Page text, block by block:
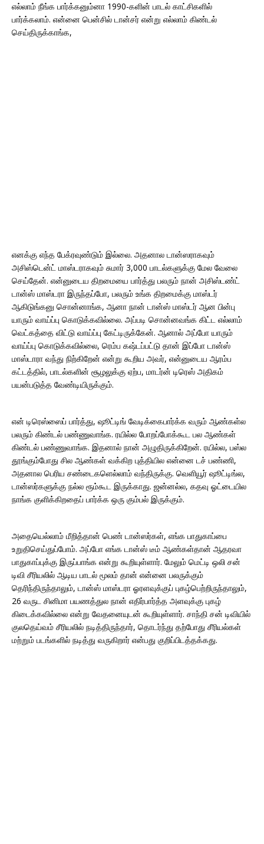
எல்லாம் நீங்க பார்க்கனும்னா 1990-களின் பாடல் காட்சிகளில்
பார்க்கலாம். என்னை பென்சில் டான்சர் என்று எல்லாம் கிண்டல்
செய்திருக்காங்க,
எனக்கு எந்த பேக்ரவுண்டும் இல்லை. அதனால டான்ஸராகவும்
அசிஸ்டென்ட் மாஸ்டராகவும் சுமார் 3,000 பாடல்களுக்கு மேல வேலை
செய்தேன். என்னுடைய திறமையை பார்த்து பலரும் நான் அசிஸ்டண்ட்
டான்ஸ் மாஸ்டரா இருந்தப்போ, பலரும் உங்க திறமைக்கு மாஸ்டர்
ஆகிடுங்கனு சொன்னாங்க, ஆனா நான் டான்ஸ் மாஸ்டர் ஆன பின்பு
யாரும் வாய்ப்பு கொடுக்கவில்லை. அப்படி சொன்னவங்க கிட்ட எல்லாம்
வெட்கத்தை விட்டு வாய்ப்பு கேட்டிருக்கேன். ஆனால் அப்போ யாரும்
வாய்ப்பு கொடுக்கவில்லை, ரெம்ப கஷ்டப்பட்டு தான் இப்போ டான்ஸ்
மாஸ்டாரா வந்து நிற்கிறேன் என்று கூறிய அவர், என்னுடைய ஆரம்ப
கட்டத்தில், பாடல்களின் சூழலுக்கு ஏற்ப, மாடர்ன் டிரெஸ் அதிகம்
பயன்படுத்த வேண்டியிருக்கும்.
என் டிரெஸ்ஸைப் பார்த்து, ஷூட்டிங் வேடிக்கைபார்க்க வரும் ஆண்கள்ல
பலரும் கிண்டல் பண்ணுவாங்க. ரயில்ல போறப்போக்கூட பல ஆண்கள்
கிண்டல் பண்ணுவாங்க. இதனால் நான் அழுதிருக்கிறேன். ரயில்ல, பஸ்ல
தூங்கும்போது சில ஆண்கள் வக்கிற புத்தியில என்னை டச் பண்ணி,
அதனால பெரிய சண்டைகளெல்லாம் வந்திருக்கு. வெளியூர் ஷூட்டிங்ல,
டான்ஸர்களுக்கு நல்ல ரூம்கூட இருக்காது. ஜன்னல்ல, கதவு ஓட்டையில
நாங்க குளிக்கிறதைப் பார்க்க ஒரு கும்பல் இருக்கும்.
அதையெல்லாம் மீறித்தான் பெண் டான்ஸர்கள், எங்க பாதுகாப்பை
உறுதிசெய்துப்போம். அப்போ எங்க டான்ஸ் டீம் ஆண்கள்தான் ஆதரவா
பாதுகாப்புக்கு இருப்பாங்க என்று கூறியுள்ளார். மேலும் மெட்டி ஒலி சன்
டிவி சீரியலில் ஆடிய பாடல் மூலம் தான் என்னை பலருக்கும்
தெரிந்திருந்தாலும், டான்ஸ் மாஸ்டரா ஓரளவுக்குப் புகழ்பெற்றிருந்தாலும்,
26 வருட சினிமா பயணத்துல நான் எதிர்பார்த்த அளவுக்கு புகழ்
கிடைக்கவில்லை என்று வேதனையுடன் கூறியுள்ளார். சாந்தி சன் டிவியில்
குலதெய்வம் சீரியலில் நடித்திருந்தார், தொடர்ந்து தற்போது சீரியல்கள்
மற்றும் படங்களில் நடித்து வருகிறார் என்பது குறிப்பிடத்தக்கது.